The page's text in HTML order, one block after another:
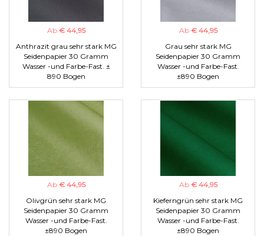
Ab € 44,95
Anthrazit grau sehr stark MG
Seidenpapier 30 Gramm
Wasser -und Farbe-Fast. ±
890 Bogen
Ab € 44,95
Grau sehr stark MG
Seidenpapier 30 Gramm
Wasser -und Farbe-Fast.
±890 Bogen
Ab € 44,95
Olivgrün sehr stark MG
Seidenpapier 30 Gramm
Wasser -und Farbe-Fast.
±890 Bogen
Ab € 44,95
Kieferngrün sehr stark MG
Seidenpapier 30 Gramm
Wasser -und Farbe-Fast.
±890 Bogen